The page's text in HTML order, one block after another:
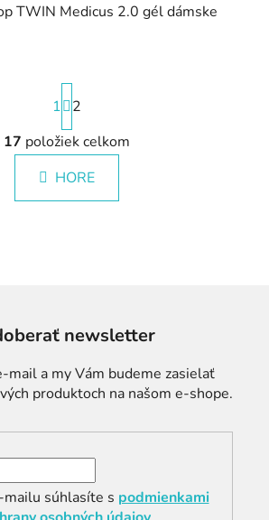
TWIN Medicus 2.0 gél dámske
O
v
l
á
p
r
v
k
v
i
s
S
t
r
á
n
k
1
2
17 položiek celkom
HORE
newsletter
mail a my Vám budeme zasielať
produktoch na našom e-shope.
súhlasíte s podmienkami